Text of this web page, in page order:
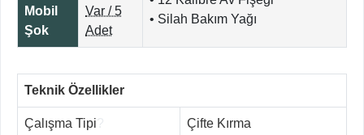
• Silah Bakım Yağı
Mobil
Şok
Var / 5
Adet
Teknik Özellikler
Çalışma Tipi Çifte Kırma